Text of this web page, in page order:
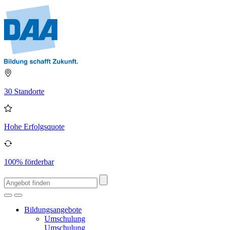
30 Standorte
Hohe Erfolgsquote
100% förderbar
Bildungsangebote
Umschulung
Umschulung